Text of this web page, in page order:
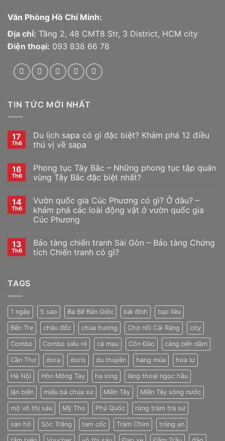
Văn Phòng Hồ Chí Minh:
Địa chỉ: Tầng 2, 48 CMT8 Str, 3 District, HCM city
Điện thoại: 093 838 66 78
TIN TỨC MỚI NHẤT
17
Th6
Du lịch sapa có gì đặc biệt? Khám phá 12 điều
thú vị về sapa
16
Th6
Phong tục Tây Bắc – Những phong tục tập quán
vùng Tây Bắc đặc biệt nhất?
14
Th6
Vườn quốc gia Cúc Phương có gì? Ở đâu? –
khám phá các loài động vật ở vườn quốc gia
Cúc Phương
13
Th6
Bảo tàng chiến tranh Sài Gòn – Bảo tàng Chứng
tích Chiến tranh có gì?
TAGS
1 ngày 5 sao Ba Bể Bản Giốc bái đính bạc liêu
Bến Tre châu đốc chùa hương Chợ nổi Cái Răng city
Combo Combo siêu rẻ cà mau Côn Đảo cảng bến dầm
Cần Thơ dora doris du thuyền hang múa hoa lư
Hà Nội Hòn Móng Tay hạ long lăng thoại ngọc hầu
lặn biển miếu bà chúa xứ Miền Tây Miền Tây sông nước
mộ võ thị sáu Mỹ Tho Phú Quốc rừng tràm trà sư
san hô Sóc Trăng tam cốc Tràm Chim tràng an